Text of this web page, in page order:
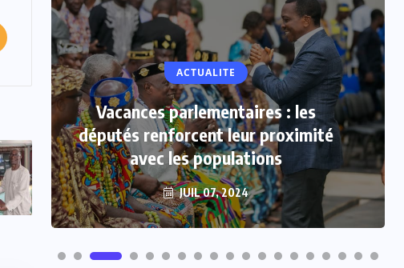
ACTUALITE
Vacances parlementaires : les
députés renforcent leur proximité
avec les populations
JUIL 07, 2024